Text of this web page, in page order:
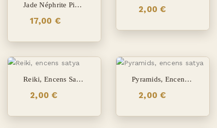
Jade Néphrite Pierres Roulées
17,00 €
2,00 €
Reiki, Encens Satya
2,00 €
Pyramids, Encens Satya
2,00 €